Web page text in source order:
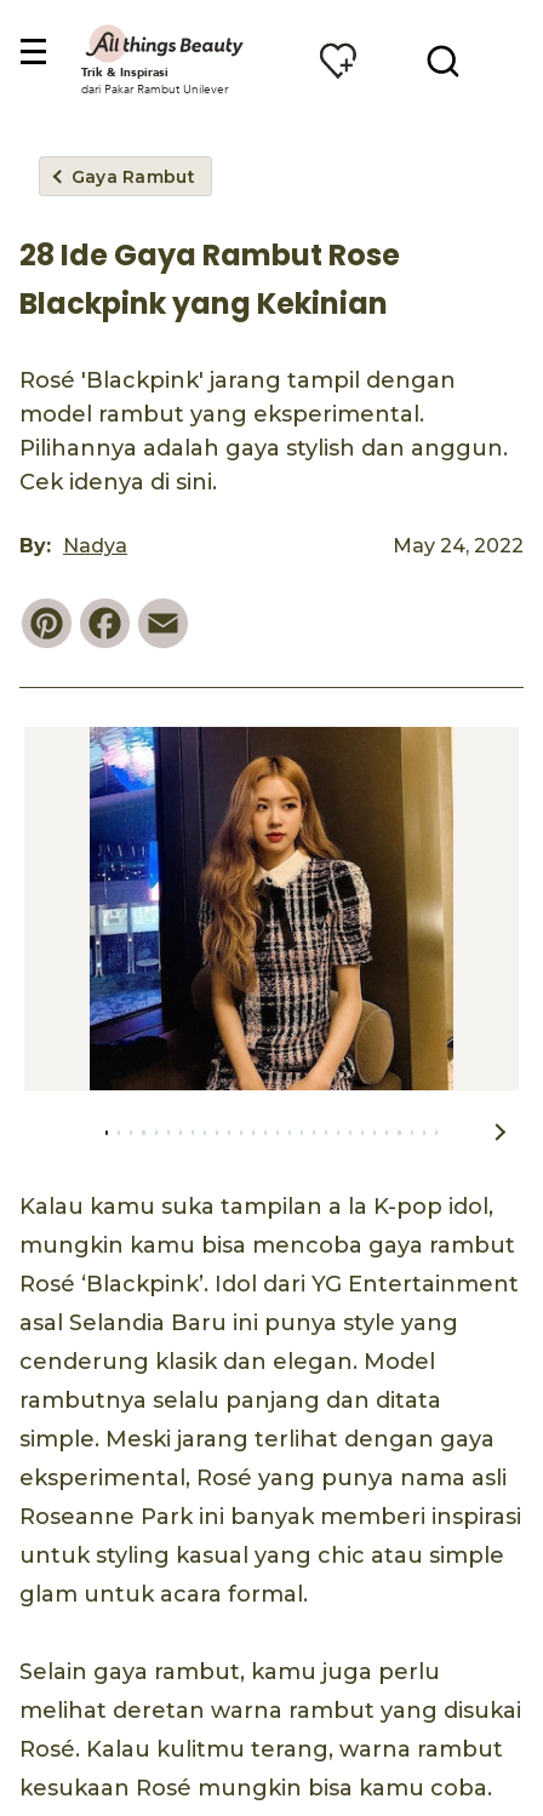
Trik & Inspirasi
dari Pakar Rambut Unilever
Gaya Rambut
28 Ide Gaya Rambut Rose
Blackpink yang Kekinian
Rosé 'Blackpink' jarang tampil dengan
model rambut yang eksperimental.
Pilihannya adalah gaya stylish dan anggun.
Cek idenya di sini.
By: Nadya May 24, 2022
PinterestFacebook
Kalau kamu suka tampilan a la K-pop idol,
mungkin kamu bisa mencoba gaya rambut
Rosé ‘Blackpink’. Idol dari YG Entertainment
asal Selandia Baru ini punya style yang
cenderung klasik dan elegan. Model
rambutnya selalu panjang dan ditata
simple. Meski jarang terlihat dengan gaya
eksperimental, Rosé yang punya nama asli
Roseanne Park ini banyak memberi inspirasi
untuk styling kasual yang chic atau simple
glam untuk acara formal.
Selain gaya rambut, kamu juga perlu
melihat deretan warna rambut yang disukai
Rosé. Kalau kulitmu terang, warna rambut
kesukaan Rosé mungkin bisa kamu coba.